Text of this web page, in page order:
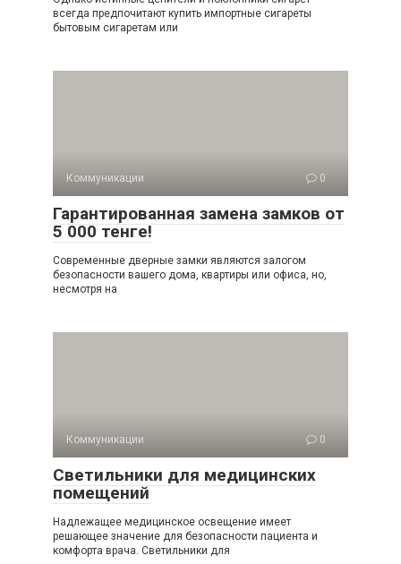
всегда предпочитают купить импортные сигареты
бытовым сигаретам или
Коммуникации 0
Гарантированная замена замков от
5 000 тенге!
Современные дверные замки являются залогом
безопасности вашего дома, квартиры или офиса, но,
несмотря на
Коммуникации 0
Светильники для медицинских
помещений
Надлежащее медицинское освещение имеет
решающее значение для безопасности пациента и
комфорта врача. Светильники для